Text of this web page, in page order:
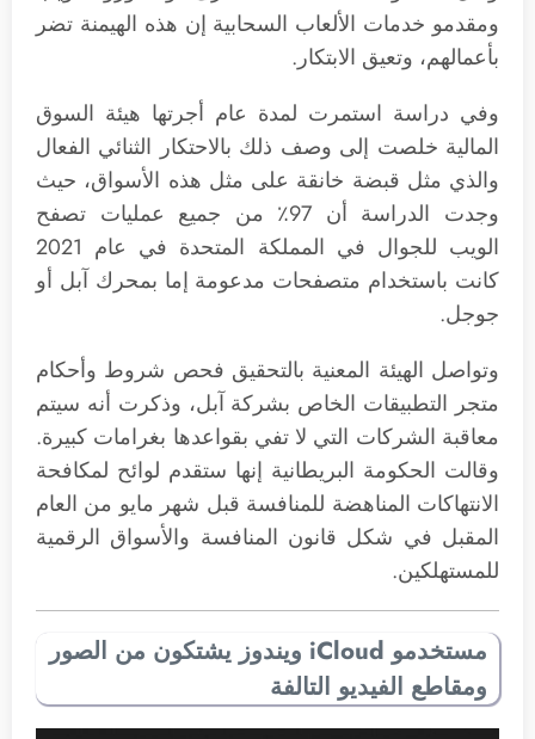
ومقدمو خدمات الألعاب السحابية إن هذه الهيمنة تضر
بأعمالهم، وتعيق الابتكار.
وفي دراسة استمرت لمدة عام أجرتها هيئة السوق
المالية خلصت إلى وصف ذلك بالاحتكار الثنائي الفعال
والذي مثل قبضة خانقة على مثل هذه الأسواق، حيث
وجدت الدراسة أن 97٪ من جميع عمليات تصفح
الويب للجوال في المملكة المتحدة في عام 2021
كانت باستخدام متصفحات مدعومة إما بمحرك آبل أو
جوجل.
وتواصل الهيئة المعنية بالتحقيق فحص شروط وأحكام
متجر التطبيقات الخاص بشركة آبل، وذكرت أنه سيتم
معاقبة الشركات التي لا تفي بقواعدها بغرامات كبيرة.
وقالت الحكومة البريطانية إنها ستقدم لوائح لمكافحة
الانتهاكات المناهضة للمنافسة قبل شهر مايو من العام
المقبل في شكل قانون المنافسة والأسواق الرقمية
للمستهلكين.
مستخدمو iCloud ويندوز يشتكون من الصور
ومقاطع الفيديو التالفة